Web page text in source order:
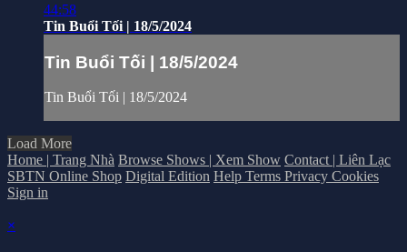
44:58
Tin Buổi Tối | 18/5/2024
Tin Buổi Tối | 18/5/2024
Tin Buổi Tối | 18/5/2024
Load More
Home | Trang Nhà Browse Shows | Xem Show Contact | Liên Lạc
SBTN Online Shop Digital Edition Help Terms Privacy Cookies
Sign in
×